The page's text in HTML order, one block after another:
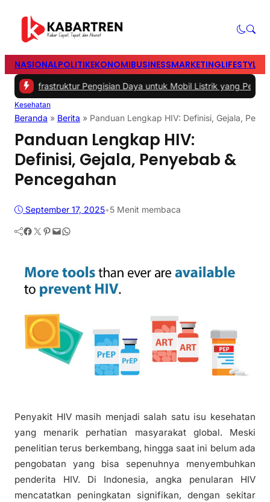
NASIONALPOLITIKEKONOMIBUSINESSMARKETINGLIFESTYLE
Pengisian Daya untuk Mobil Listrik yang Perlu
Kesehatan
Beranda » Berita » Panduan Lengkap HIV: Definisi, Gejala,
Panduan Lengkap HIV:
Definisi, Gejala, Penyebab &
Pencegahan
September 17, 2025•5 Menit membaca
Facebook Twitter Pinterest Mail WhatsApp
Penyakit HIV masih menjadi salah satu isu kesehatan
yang menarik perhatian masyarakat global. Meski
penelitian terus berkembang, hingga saat ini belum ada
pengobatan yang bisa sepenuhnya menyembuhkan
penderita HIV. Di Indonesia, angka penularan HIV
mencatatkan peningkatan signifikan, dengan sekitar